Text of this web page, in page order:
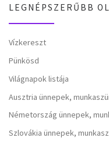
LEGNÉPSZERŰBB
Vízkereszt
Pünkösd
Világnapok listája
Ausztria ünnepek,
Németország ünnepek,
Szlovákia ünnepek,